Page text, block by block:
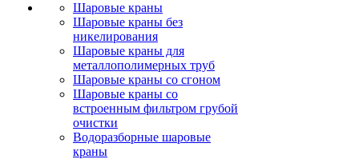
Шаровые краны
Шаровые краны без
никелирования
Шаровые краны для
металлополимерных труб
Шаровые краны со сгоном
Шаровые краны со
встроенным фильтром грубой
очистки
Водоразборные шаровые
краны